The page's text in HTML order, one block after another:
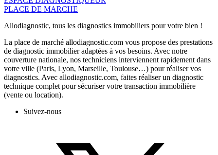
PLACE DE MARCHE
Allodiagnostic, tous les diagnostics immobiliers pour votre bien !
La place de marché allodiagnostic.com vous propose des prestations
de diagnostic immobilier adaptées à vos besoins. Avec notre
couverture nationale, nos techniciens interviennent rapidement dans
votre ville (Paris, Lyon, Marseille, Toulouse…) pour réaliser vos
diagnostics. Avec allodiagnostic.com, faites réaliser un diagnostic
technique complet pour sécuriser votre transaction immobilière
(vente ou location).
Suivez-nous